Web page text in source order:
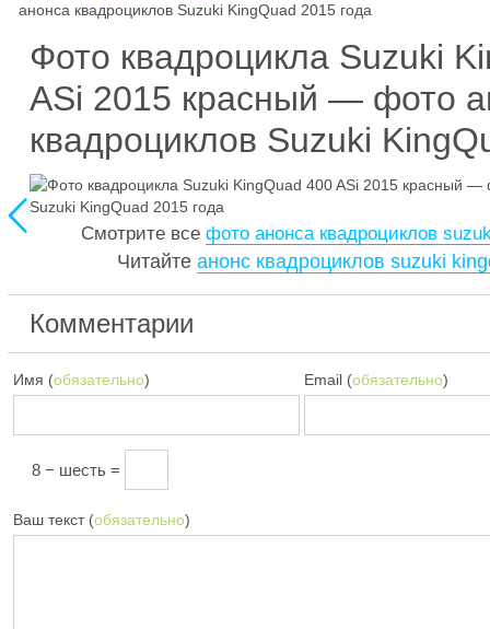
анонса квадроциклов Suzuki KingQuad 2015 года
Фото квадроцикла Suzuki
ASi 2015 красный — фото
квадроциклов Suzuki
 Смотрите все фото анонса квадроциклов
Читайте анонс квадроциклов suzuki
Комментарии
Имя (обязательно) Email (обязательно)
8 − шесть =
Ваш текст (обязательно)